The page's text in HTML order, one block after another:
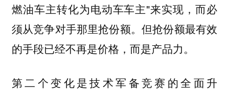
燃油车主转化为电动车车主"来实现，而必
须从竞争对手那里抢份额。但抢份额最有效
的手段已经不再是价格，而是产品力。
第二个变化是技术军备竞赛的全面升